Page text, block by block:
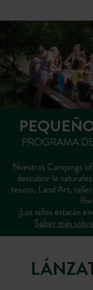
PROGRAMA
Nuestros Campings
descubrir la
tesoro, Land Art,
¡Los niños estarán
Saber más